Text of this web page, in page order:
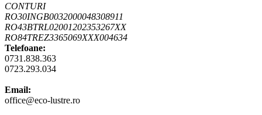
CONTURI
RO30INGB0032000048308911
RO43BTRL02001202353267XX
RO84TREZ3365069XXX004634
Telefoane:
0731.838.363
0723.293.034
Email:
office@eco-lustre.ro